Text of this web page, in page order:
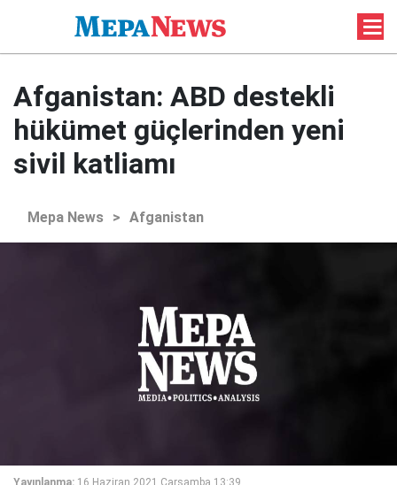
Afganistan: ABD destekli
hükümet güçlerinden yeni
sivil katliamı
Mepa News > Afganistan
Yayınlanma: 16 Haziran 2021 Çarşamba 13:39